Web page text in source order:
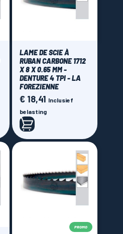
LAME DE SCIE À
RUBAN CARBONE 1712
X 8 X 0.65 MM -
DENTURE 4 TPI - LA
FOREZIENNE
Prijs
€ 18,41 Inclusief
belasting
PROMO